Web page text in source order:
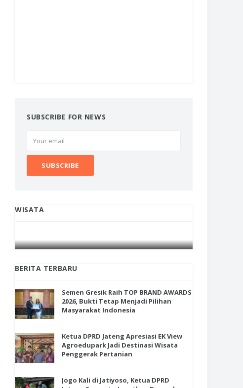
SUBSCRIBE FOR NEWS
WISATA
BERITA TERBARU
Semen Gresik Raih TOP BRAND AWARDS
2026, Bukti Tetap Menjadi Pilihan
Masyarakat Indonesia
Ketua DPRD Jateng Apresiasi EK View
Agroedupark Jadi Destinasi Wisata
Penggerak Pertanian
Jogo Kali di Jatiyoso, Ketua DPRD